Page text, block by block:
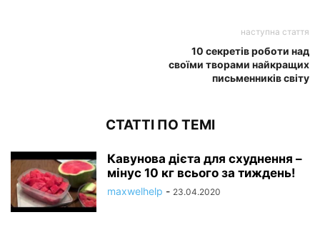
наступна стаття
10 секретів роботи над
своїми творами найкращих
письменників світу
СТАТТІ ПО ТЕМІ
Кавунова дієта для схуднення –
мінус 10 кг всього за тиждень!
maxwelhelp - 23.04.2020